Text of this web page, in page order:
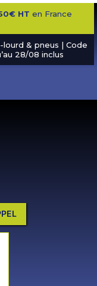
HT en France
lourd & pneus | Code
28/08 inclus